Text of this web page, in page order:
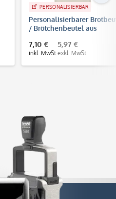
PERSONALISIERBAR
Personalisierbarer
/ Brötchenbeutel aus
7,10 €
inkl. MwSt.
5,97 €
exkl. MwSt.